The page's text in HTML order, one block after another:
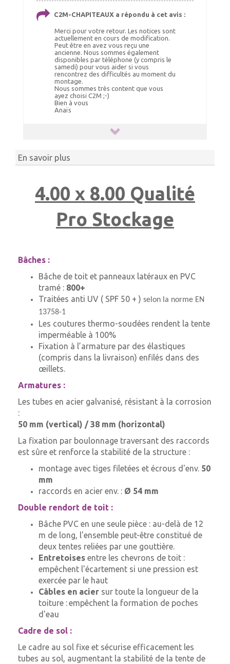
C2M-CHAPITEAUX a répondu à cet avis :
Merci pour votre retour. Les notices sont
actuellement en cours de modification.
Peut être en avez vous reçu une
ancienne. Nous sommes également
disponibles par téléphone (y compris le
samedi) pour vous aider si vous
rencontrez des difficultés au moment du
montage.
Nous sommes très content que vous
ayez choisi C2M ;-)
Bien à vous
Anaïs
En savoir plus
4.00 x 8.00 Qualité
Pro Stockage
Bâches :
Bâche de toit et panneaux latéraux en PVC
tramé : 800+
Traitées anti UV ( SPF 50 + ) selon la norme EN
13758-1
Les coutures thermo-soudées rendent la tente
imperméable à 100%
Fixation à l’armature par des élastiques
(compris dans la livraison) enfilés dans des
œillets.
Armatures :
Les tubes en acier galvanisé, résistant à la corrosion
:
50 mm (vertical) / 38 mm (horizontal)
La fixation par boulonnage traversant des raccords
est sûre et renforce la stabilité de la structure :
montage avec tiges filetées et écrous d'env. 50
mm
raccords en acier env. : Ø 54 mm
Double rendort de toit :
Bâche PVC en une seule pièce : au-delà de 12
m de long, l'ensemble peut-être constitué de
deux tentes reliées par une gouttière.
Entretoises entre les chevrons de toit :
empêchent l'écartement si une pression est
exercée par le haut
Câbles en acier sur toute la longueur de la
toiture :empêchent la formation de poches
d'eau
Cadre de sol :
Le cadre au sol fixe et sécurise efficacement les
tubes au sol, augmentant la stabilité de la tente de